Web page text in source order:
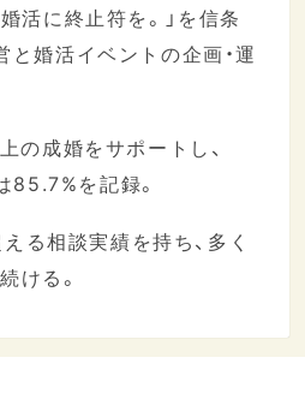
活に終止符を。」を信条
と婚活イベントの企画・運
の成婚をサポートし、
85.7%を記録。
る相談実績を持ち、多く
ける。